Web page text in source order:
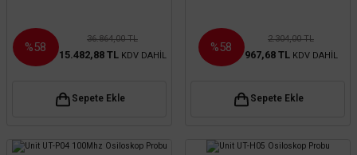
%58
36.864,00 TL
15.482,88 TL KDV DAHİL
Sepete Ekle
%58
2.304,00 TL
967,68 TL KDV DAHİL
Sepete Ekle